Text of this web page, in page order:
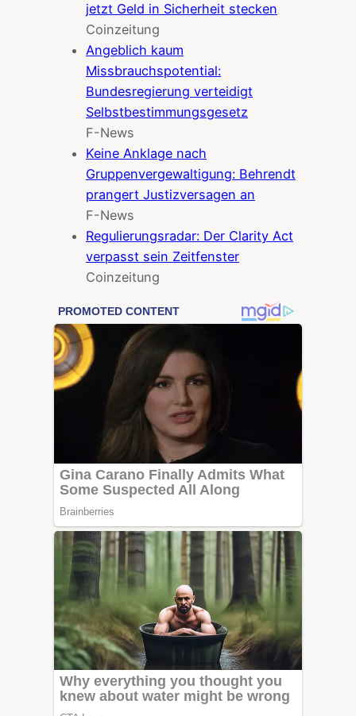
jetzt Geld in Sicherheit stecken
Coinzeitung
Angeblich kaum
Missbrauchspotential:
Bundesregierung verteidigt
Selbstbestimmungsgesetz
F-News
Keine Anklage nach
Gruppenvergewaltigung: Behrendt
prangert Justizversagen an
F-News
Regulierungsradar: Der Clarity Act
verpasst sein Zeitfenster
Coinzeitung